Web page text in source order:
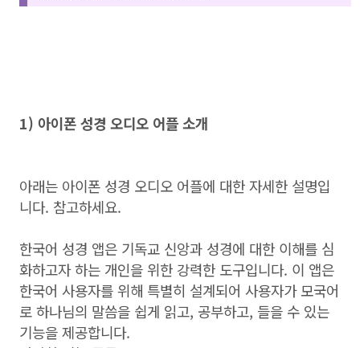
1) 아이폰 성경 오디오 어플 소개
아래는 아이폰 성경 오디오 어플에 대한 자세한 설명입
니다. 참고하세요.
한국어 성경 앱은 기독교 신앙과 성경에 대한 이해를 심
화하고자 하는 개인을 위한 강력한 도구입니다. 이 앱은
한국어 사용자를 위해 특별히 설계되어 사용자가 모국어
로 하나님의 말씀을 쉽게 읽고, 공부하고, 들을 수 있는
기능을 제공합니다.